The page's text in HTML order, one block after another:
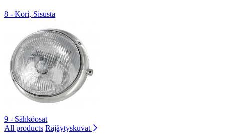
8 - Kori, Sisusta
9 - Sähköosat
All products Räjäytyskuvat